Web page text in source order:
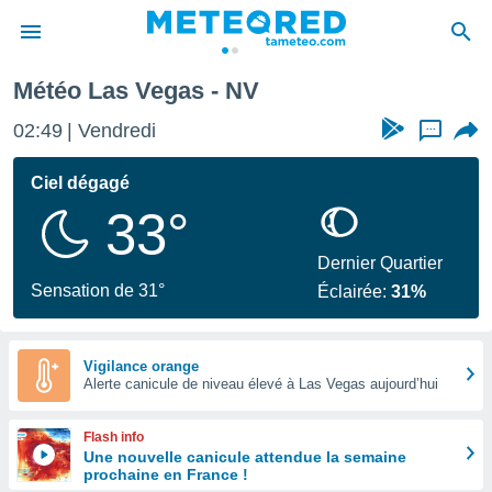
de
Météo Las Vegas - NV
02:49 Vendredi ...
Ciel dégagé
33°
Sensation de 31°
Dernier Quartier
Éclairée:31%
Vigilance orange
Alerte canicule de niveau élevé à Las Vegas aujourd’hui
Flash info
Une nouvelle canicule attendue la semaine
prochaine en France !